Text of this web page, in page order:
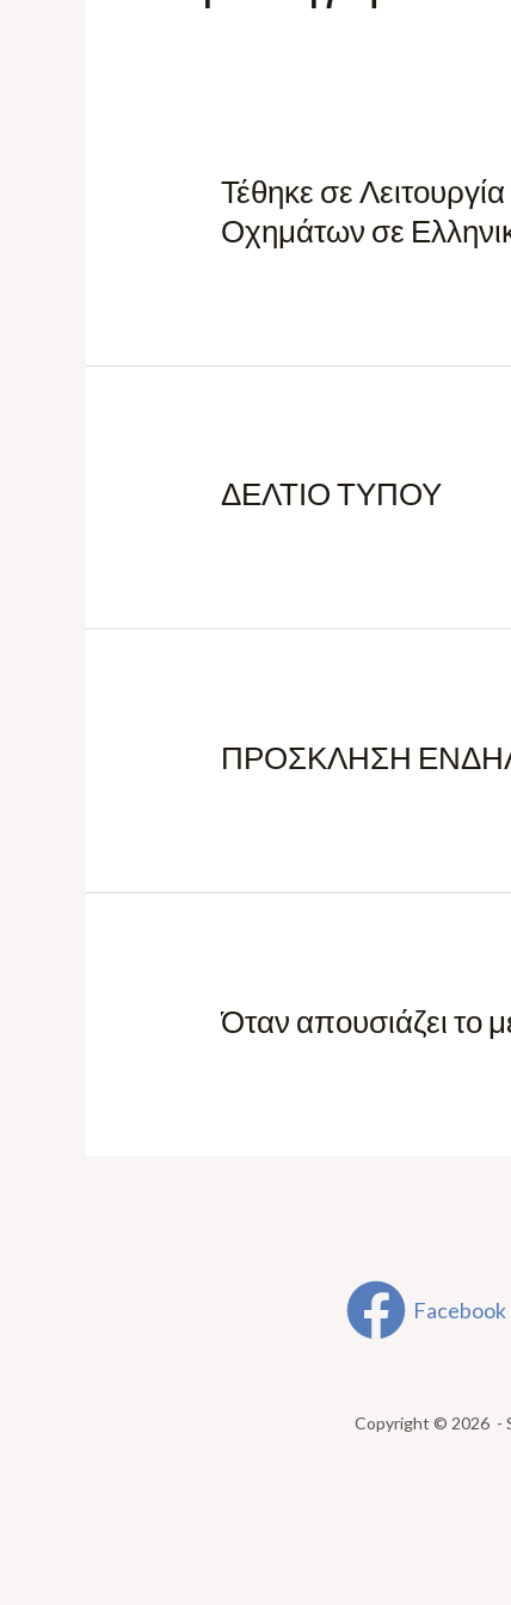
Τέθηκε σε
Οχημάτων σε
ΔΕΛΤΙΟ ΤΥΠΟΥ
ΠΡΟΣΚΛΗΣΗ
Όταν απουσιάζει το
Facebook
Copyright © 2026 -